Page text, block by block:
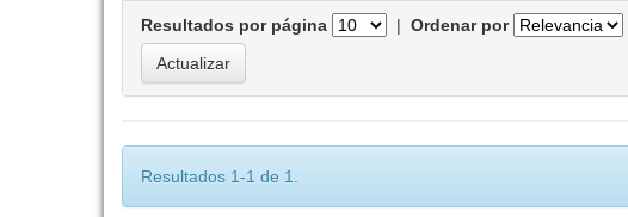
Resultados por página | Ordenar por
Resultados 1-1 de 1.